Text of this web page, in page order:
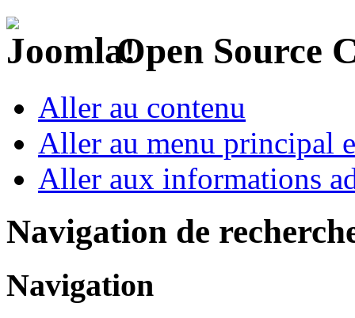
Open Source
Aller au contenu
Aller au menu principal
Aller aux informations
Navigation de
Navigation